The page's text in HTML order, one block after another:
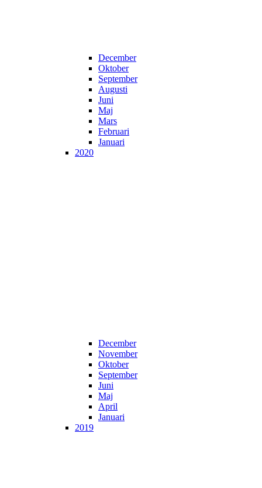
December
Oktober
September
Augusti
Juni
Maj
Mars
Februari
Januari
2020
December
November
Oktober
September
Juni
Maj
April
Januari
2019